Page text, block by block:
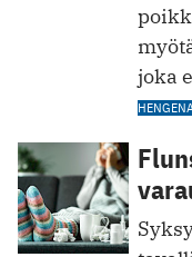
joka